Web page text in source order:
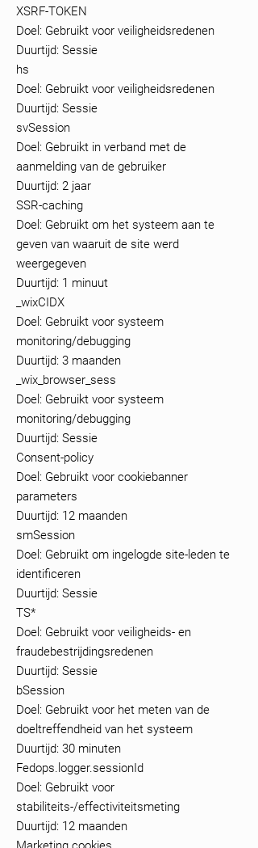
XSRF-TOKEN
Doel: Gebruikt voor veiligheidsredenen
Duurtijd: Sessie
hs
Doel: Gebruikt voor veiligheidsredenen
Duurtijd: Sessie
svSession
Doel: Gebruikt in verband met de
aanmelding van de gebruiker
Duurtijd: 2 jaar
SSR-caching
Doel: Gebruikt om het systeem aan te
geven van waaruit de site werd
weergegeven
Duurtijd: 1 minuut
_wixCIDX
Doel: Gebruikt voor systeem
monitoring/debugging
Duurtijd: 3 maanden
_wix_browser_sess
Doel: Gebruikt voor systeem
monitoring/debugging
Duurtijd: Sessie
Consent-policy
Doel: Gebruikt voor cookiebanner
parameters
Duurtijd: 12 maanden
smSession
Doel: Gebruikt om ingelogde site-leden te
identificeren
Duurtijd: Sessie
TS*
Doel: Gebruikt voor veiligheids- en
fraudebestrijdingsredenen
Duurtijd: Sessie
bSession
Doel: Gebruikt voor het meten van de
doeltreffendheid van het systeem
Duurtijd: 30 minuten
Fedops.logger.sessionId
Doel: Gebruikt voor
stabiliteits-/effectiviteitsmeting
Duurtijd: 12 maanden